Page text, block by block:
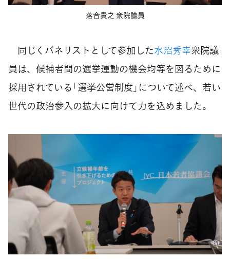
落合貴之 衆院議員
同じくパネリストとして参加した水沼秀幸衆院議
員は、候補者間の選挙運動の機会均等を図るために
採用されている「選挙公営制度」について述べ、若い
世代の政治参入の拡大に向けて力を込めました。